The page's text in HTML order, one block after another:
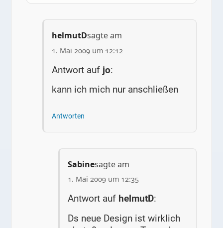
helmutDsagte am
1. Mai 2009 um 12:12
Antwort auf jo:
kann ich mich nur anschließen
Antworten
Sabinesagte am
1. Mai 2009 um 12:35
Antwort auf helmutD:
Ds neue Design ist wirklich